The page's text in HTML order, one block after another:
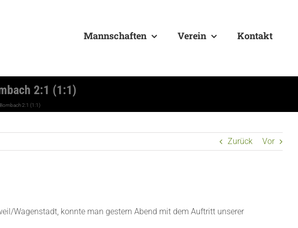
Mannschaften Verein Kontakt
2:1 (1:1)
2:1 (1:1)
Zurück Vor
Wagenstadt, konnte man gestern Abend mit dem Auftritt unserer